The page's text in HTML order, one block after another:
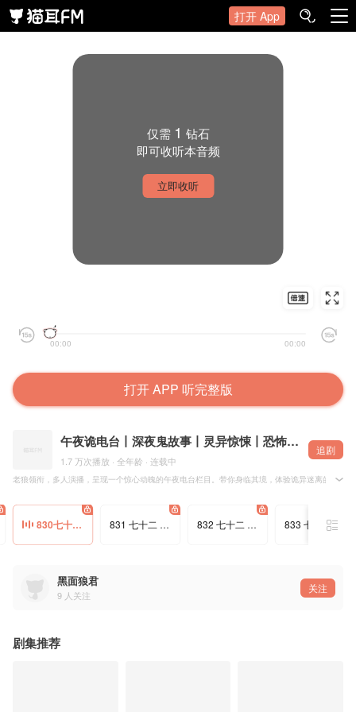
打开 App
仅需 1 钻石
即可收听本音频
立即收听
00:00 00:00
打开 APP 听完整版
午夜诡电台丨深夜鬼故事丨灵异惊悚丨恐怖刺激丨身临其境
1.7 万次播放 · 全年龄 · 连载中
追剧
老狼领衔，多人演播，呈现一个惊心动魄的午夜电台栏目。带你身临其境，体验诡异迷离的深
节目播出已有一年多的时间，在这一年多，除了编导和我自己准备的稿件，还有还有很多听
830七十二 人脸树1 831 七十二 人脸树2 832 七十二 人脸树3 833 七十二 人脸树4
黑面狼君
9 人关注
关注
剧集推荐